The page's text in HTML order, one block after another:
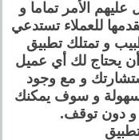
الأمر تماما و
للعملاء تستدعي
طبيب و تمتلك تطبيق
أن يحتاج لك أي عميل
و مع وجود
سهولة و سوف يمكنك
و دون توقف.